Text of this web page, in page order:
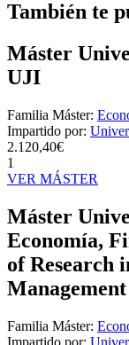
También te
Máster
UJI
Familia Máster:
Impartido por:
2.120,40€
1
VER MÁSTER
Máster
Economía,
of Research
Familia Máster:
Impartido por: